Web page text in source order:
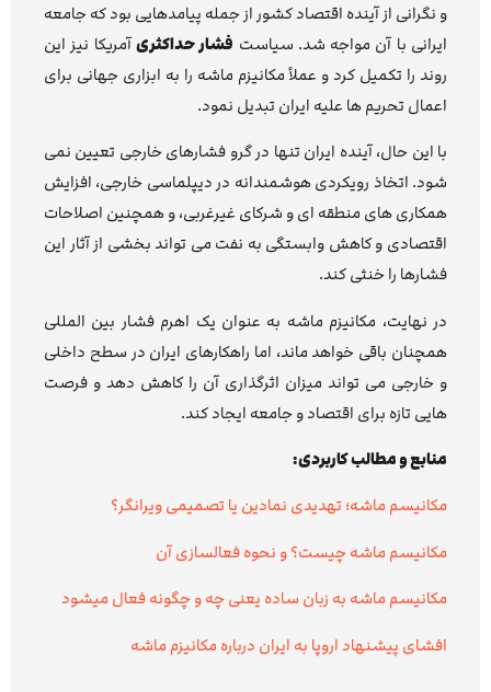
و نگرانی از آینده اقتصاد کشور از جمله پیامدهایی بود که جامعه
ایرانی با آن مواجه شد. سیاست فشار حداکثریآمریکا نیز این
روند را تکمیل کرد و عملاً مکانیزم ماشه را به ابزاری جهانی برای
اعمال تحریم ها علیه ایران تبدیل نمود.
با این حال، آینده ایران تنها در گرو فشارهای خارجی تعیین نمی
شود. اتخاذ رویکردی هوشمندانه در دیپلماسی خارجی، افزایش
همکاری های منطقه ای و شرکای غیرغربی، و همچنین اصلاحات
اقتصادی و کاهش وابستگی به نفت می تواند بخشی از آثار این
فشارها را خنثی کند.
در نهایت، مکانیزم ماشه به عنوان یک اهرم فشار بین المللی
همچنان باقی خواهد ماند، اما راهکارهای ایران در سطح داخلی
و خارجی می تواند میزان اثرگذاری آن را کاهش دهد و فرصت
هایی تازه برای اقتصاد و جامعه ایجاد کند.
منابع و مطالب کاربردی:
مکانیسم ماشه؛ تهدیدی نمادین یا تصمیمی ویرانگر؟
مکانیسم ماشه چیست؟ و نحوه فعالسازی آن
مکانیسم ماشه به زبان ساده یعنی چه و چگونه فعال میشود
افشای پیشنهاد اروپا به ایران درباره مکانیزم ماشه